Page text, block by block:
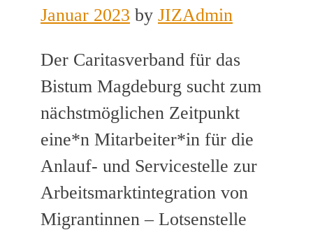
Januar 2023 by JIZAdmin
Der Caritasverband für das
Bistum Magdeburg sucht zum
nächstmöglichen Zeitpunkt
eine*n Mitarbeiter*in für die
Anlauf- und Servicestelle zur
Arbeitsmarktintegration von
Migrantinnen – Lotsenstelle